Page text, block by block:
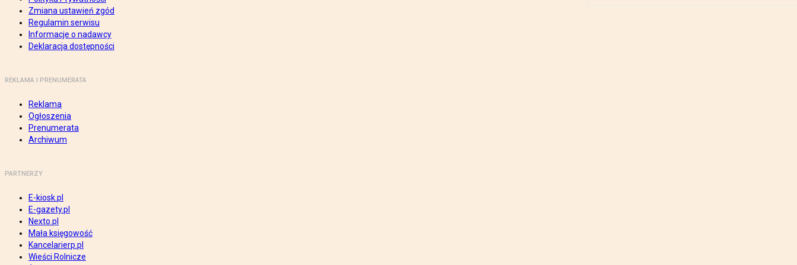
Zmiana ustawień zgód
Regulamin serwisu
Informacje o nadawcy
Deklaracja dostępności
REKLAMA I PRENUMERATA
Reklama
Ogłoszenia
Prenumerata
Archiwum
PARTNERZY
E-kiosk.pl
E-gazety.pl
Nexto.pl
Mała księgowość
Kancelarierp.pl
Wieści Rolnicze